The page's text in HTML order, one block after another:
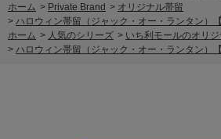
ホーム > Private Brand > オリジナル帯留
> ハロウィン帯留（ジャック・オー・ランタン）
ホーム > 人気のシリーズ > いち利モールのオリ
> ハロウィン帯留（ジャック・オー・ランタン）